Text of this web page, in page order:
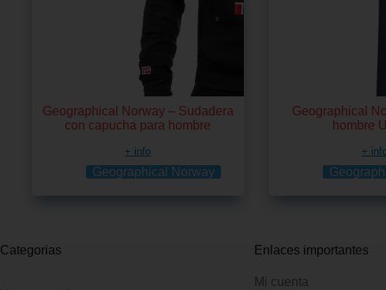
Geographical Norway – Sudadera
con capucha para hombre
+ info
Geographical Norway
Geographical
hombre
+
Categorias Enlaces importantes
Mi cuenta